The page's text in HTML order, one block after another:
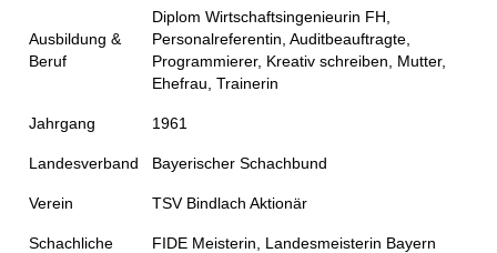
Ausbildung &
Beruf
Diplom Wirtschaftsingenieurin FH,
Personalreferentin, Auditbeauftragte,
Programmierer, Kreativ schreiben, Mutter,
Ehefrau, Trainerin
Jahrgang 1961
Landesverband Bayerischer Schachbund
Verein TSV Bindlach Aktionär
Schachliche
FIDE Meisterin, Landesmeisterin Bayern